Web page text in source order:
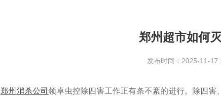
郑州超市如何
发布时间：2025-11-17
郑州 消杀公司领卓虫控除四害工作正有条不紊的进行。除四害